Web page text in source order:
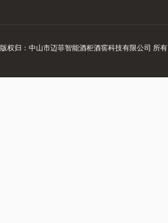
版权归：中山市迈菲智能酒柜酒窖科技有限公司 所有